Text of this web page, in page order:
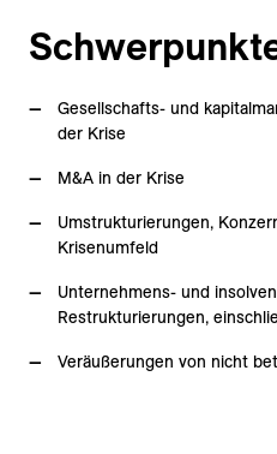
Gesellschafts- und
der Krise
M&A in der Krise
Umstrukturierungen,
Krisenumfeld
Unternehmens- und
Restrukturierungen,
Veräußerungen von nicht